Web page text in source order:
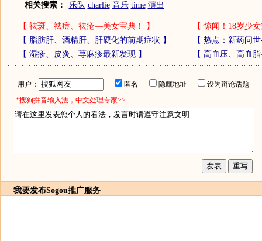
相关搜索： 乐队 charlie 音乐 time 演出
【 祛斑、祛痘、祛疮—美女宝典！ 】 【惊闻！18岁少
【 脂肪肝、酒精肝、肝硬化的前期症状 】 【 热点：新药问
【 湿疹、皮炎、荨麻疹最新发现】 【 高血压、高血
用户： 匿名 隐藏地址
设为辩论话题
*搜狗拼音输入法，中文处理专家>>
我要发布Sogou推广服务